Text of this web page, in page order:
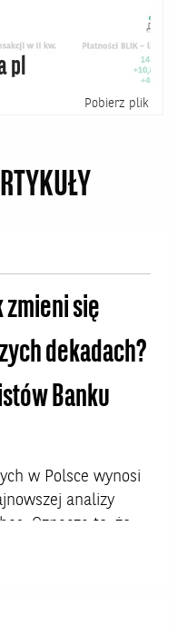
pl
Pobierz plik
zmieni się
dekadach?
Banku
w Polsce wynosi
analizy
Oznacza to, że
ma więcej
się kadr jest